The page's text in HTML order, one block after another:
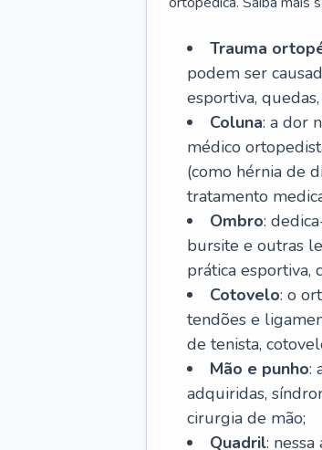
Trauma
podem ser
esportiva,
Coluna: a dor
médico
(como hérnia de
tratamento
Ombro:
bursite e outras
prática esportiva,
Cotovelo: o
tendões e
de tenista,
Mão e punho:
adquiridas,
cirurgia de mão;
Quadril: